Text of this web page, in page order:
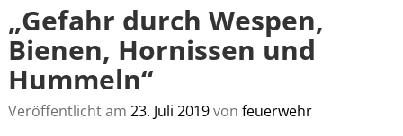
„Gefahr durch Wespen,
Bienen, Hornissen und
Hummeln“
Veröffentlicht am 23. Juli 2019von feuerwehr